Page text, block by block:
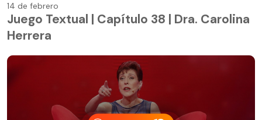
14 de febrero
Juego Textual | Capítulo 38 | Dra. Carolina
Herrera